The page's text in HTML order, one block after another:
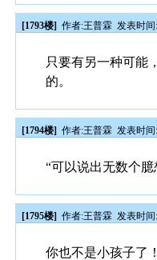
[1793楼] 作者:王普霖 发表时间
只要有另一种可能
的。
[1794楼] 作者:王普霖 发表时间
“可以说出无数个
[1795楼] 作者:王普霖 发表时间
你也不是小孩子了